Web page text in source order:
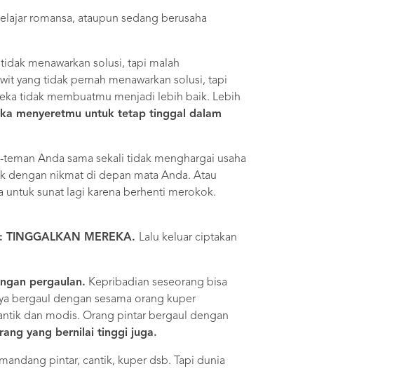
romansa, ataupun sedang berusaha
menawarkan solusi, tapi malah
yang tidak pernah menawarkan solusi, tapi
tidak membuatmu menjadi lebih baik. Lebih
menyeretmu untuk tetap tinggal dalam
Anda sama sekali tidak menghargai usaha
dengan nikmat di depan mata Anda. Atau
sunat lagi karena berhenti merokok.
MEREKA. Lalu keluar ciptakan
pergaulan. Kepribadian seseorang bisa
bergaul dengan sesama orang kuper
dan modis. Orang pintar bergaul dengan
yang bernilai tinggi juga.
pintar, cantik, kuper dsb. Tapi dunia